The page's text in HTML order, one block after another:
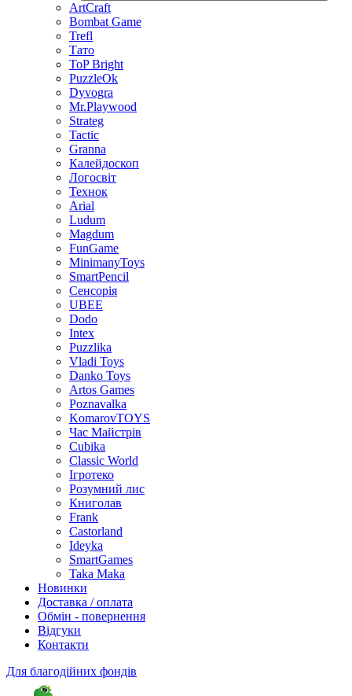
ArtCraft
Bombat Game
Trefl
Тато
ToP Bright
PuzzleOk
Dyvogra
Mr.Playwood
Strateg
Tactic
Granna
Калейдоскоп
Логосвіт
Технок
Arial
Ludum
Magdum
FunGame
MinimanyToys
SmartPencil
Сенсорія
UBEE
Dodo
Intex
Puzzlika
Vladi Toys
Danko Toys
Artos Games
Poznavalka
KomarovTOYS
Час Майстрів
Cubika
Classic World
Ігротеко
Розумний лис
Книголав
Frank
Castorland
Ideyka
SmartGames
Taka Maka
Новинки
Доставка / оплата
Обмін - повернення
Відгуки
Контакти
Для благодійних фондів